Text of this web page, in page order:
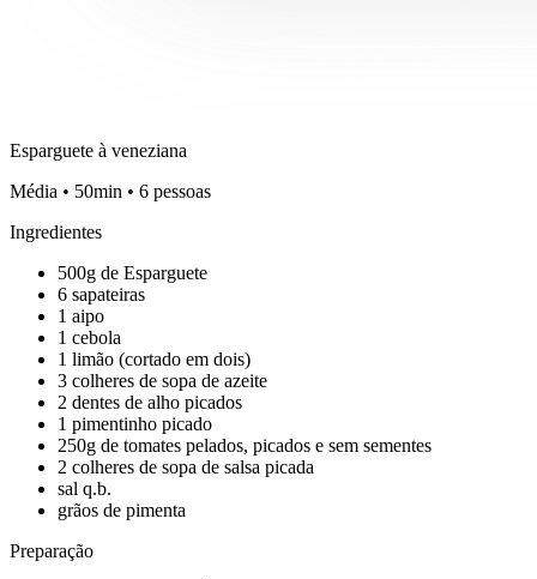
Esparguete à veneziana
Média • 50min • 6 pessoas
Ingredientes
500g de Esparguete
6 sapateiras
1 aipo
1 cebola
1 limão (cortado em dois)
3 colheres de sopa de azeite
2 dentes de alho picados
1 pimentinho picado
250g de tomates pelados, picados e sem sementes
2 colheres de sopa de salsa picada
sal q.b.
grãos de pimenta
Preparação